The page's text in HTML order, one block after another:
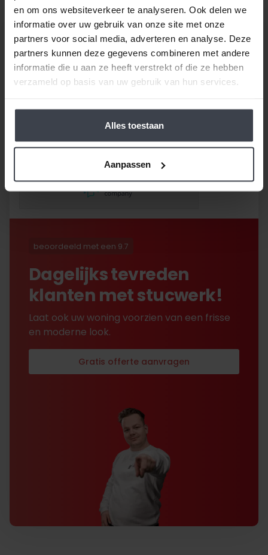
en om ons websiteverkeer te analyseren. Ook delen we
informatie over uw gebruik van onze site met onze
partners voor social media, adverteren en analyse. Deze
partners kunnen deze gegevens combineren met andere
informatie die u aan ze heeft verstrekt of die ze hebben
verzameld op basis van uw gebruik van hun services.
Alles toestaan
Aanpassen
9.8 10 116 reviews
9/10 Rob
Goed bedrijf waar
afspraken worden
mis maar zelf opgelost en
korting gekregen. Duurde
lang eer ik de sleutel
met excuses , maar na
is alles toch na
beoordeeld met een 9.7
Dagelijks tevreden
klanten met stucwerk!
Laat ook uw woning voorzien van een frisse
en moderne look.
Gratis offerte aanvragen